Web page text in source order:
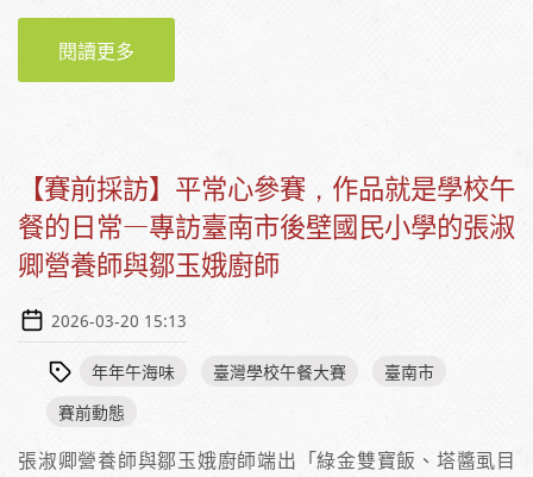
閱讀更多
南市立佳里國民中學謝依玲營養師與黃賴美金
【賽前採訪】平常心參賽，作品就是學校午
餐的日常—專訪臺南市後壁國民小學的張淑
卿營養師與鄒玉娥廚師
2026-03-20 15:13
年年午海味 臺灣學校午餐大賽
臺南市
賽前動態
張淑卿營養師與鄒玉娥廚師端出「綠金雙寶飯、塔醬虱目